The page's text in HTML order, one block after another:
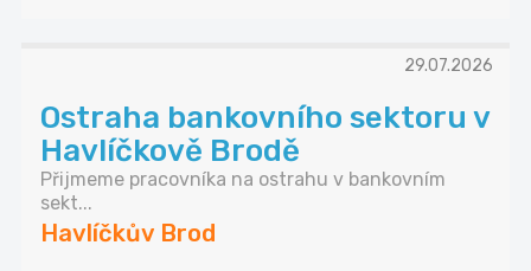
29.07.2026
Ostraha bankovního sektoru v
Havlíčkově Brodě
Přijmeme pracovníka na ostrahu v bankovním
sekt...
Havlíčkův Brod